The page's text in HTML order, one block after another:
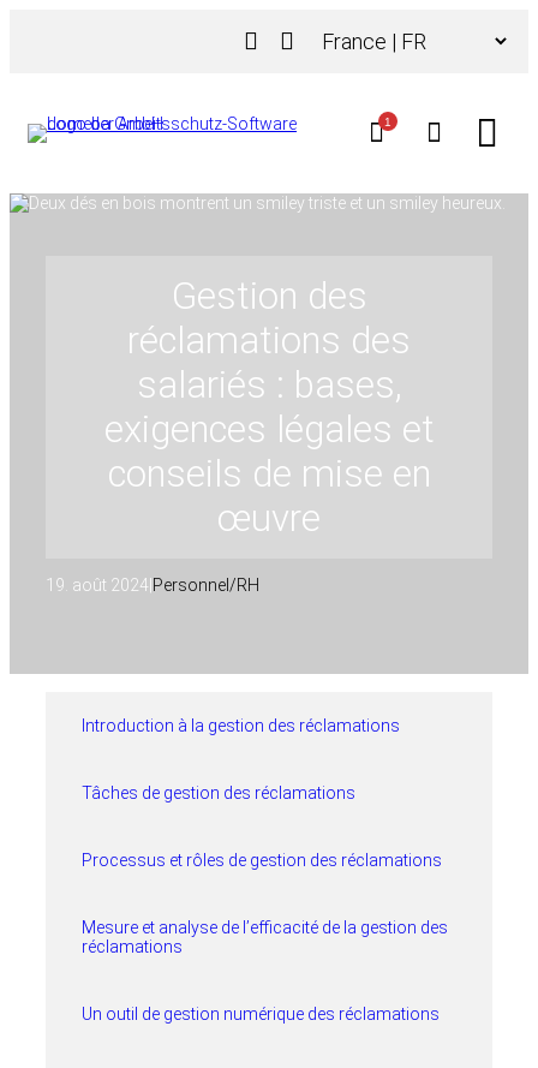
une
1
Gestion des
réclamations des
salariés : bases,
exigences légales et
conseils de mise en
œuvre
19. août 2024 Personnel/RH
Introduction à la gestion des réclamations
Tâches de gestion des réclamations
Processus et rôles de gestion des réclamations
Mesure et analyse de l’efficacité de la gestion des
réclamations
Un outil de gestion numérique des réclamations